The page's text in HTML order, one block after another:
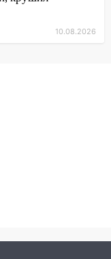
гороскоп
10.08.2026